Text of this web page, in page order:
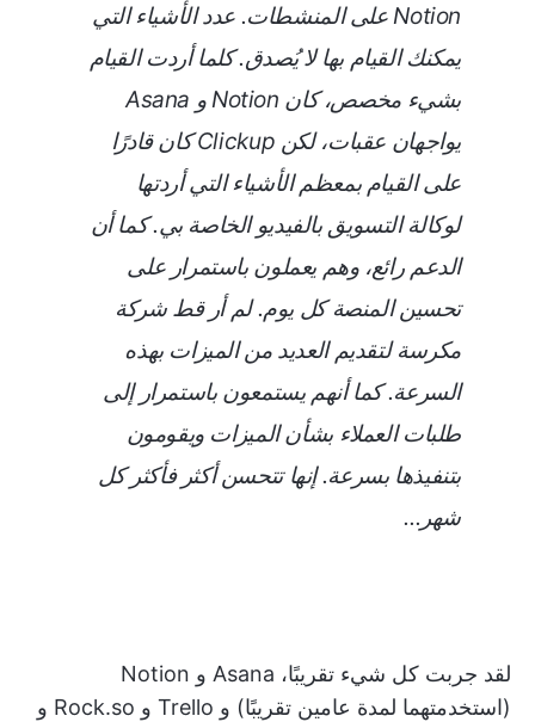
Notion على المنشطات. عدد الأشياء التي
يمكنك القيام بها لا يُصدق. كلما أردت القيام
بشيء مخصص، كان Notion و Asana
يواجهان عقبات، لكن Clickup كان قادرًا
على القيام بمعظم الأشياء التي أردتها
لوكالة التسويق بالفيديو الخاصة بي. كما أن
الدعم رائع، وهم يعملون باستمرار على
تحسين المنصة كل يوم. لم أر قط شركة
مكرسة لتقديم العديد من الميزات بهذه
السرعة. كما أنهم يستمعون باستمرار إلى
طلبات العملاء بشأن الميزات ويقومون
بتنفيذها بسرعة. إنها تتحسن أكثر فأكثر كل
شهر...
لقد جربت كل شيء تقريبًا، Asana و Notion
(استخدمتهما لمدة عامين تقريبًا) و Trello و Rock.so و